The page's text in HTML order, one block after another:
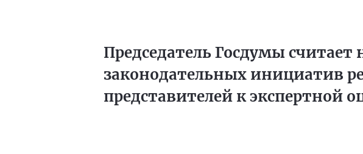
Председатель Госдумы
законодательных инициатив
представителей к экспертной